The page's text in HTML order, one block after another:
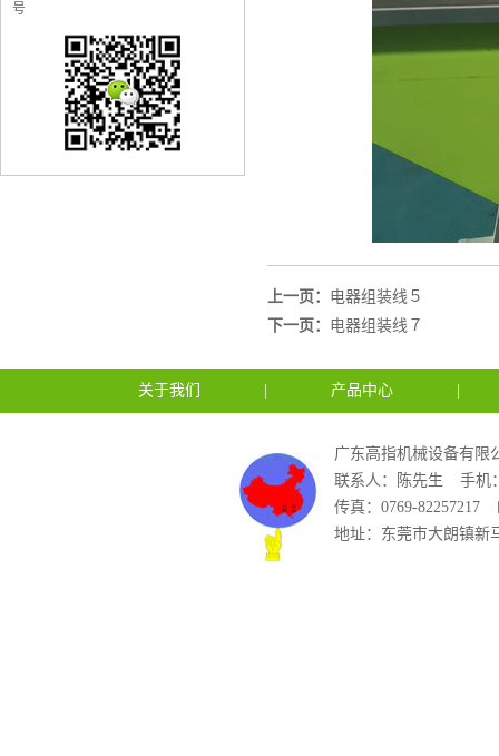
号
上一页： 电器组装线５
下一页： 电器组装线７
关于我们 产品中心
广东高指机械设备有限
联系人：陈先生
手机
传真：0769-82257217
地址：东莞市大朗镇新